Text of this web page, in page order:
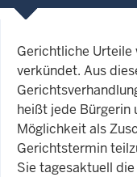
Gerichtliche
verkündet. Aus
heißt jede Bürgerin
Möglichkeit als
Gerichtstermin
Sie tagesaktuell